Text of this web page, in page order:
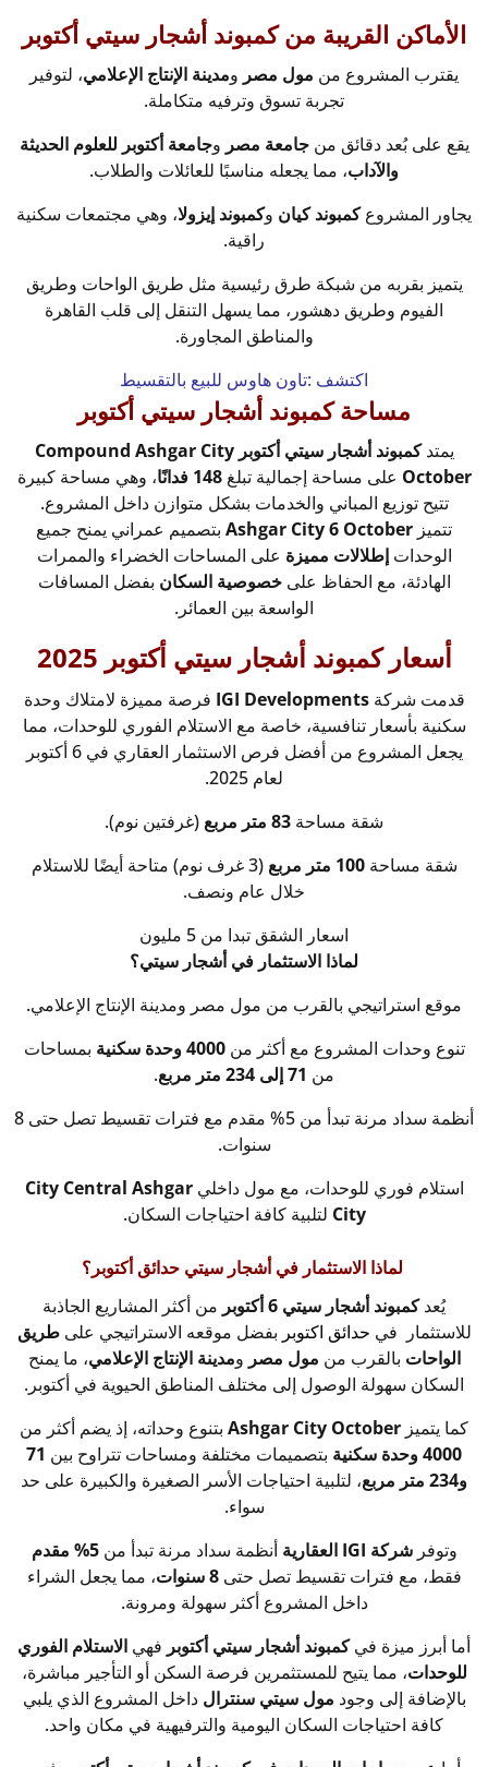
الأماكن القريبة من كمبوند أشجار سيتي أكتوبر
يقترب المشروع من مول مصر ومدينة الإنتاج الإعلامي، لتوفير
تجربة تسوق وترفيه متكاملة.
يقع على بُعد دقائق منجامعة مصر وجامعة أكتوبر للعلوم الحديثة
والآداب، مما يجعله مناسبًا للعائلات والطلاب.
يجاور المشروعكمبوند كيان وكمبوند إيزولا، وهي مجتمعات سكنية
راقية.
يتميز بقربه من شبكة طرق رئيسية مثل طريق الواحات وطريق
الفيوم وطريق دهشور، مما يسهل التنقل إلى قلب القاهرة
والمناطق المجاورة.
اكتشف :تاون هاوس للبيع بالتقسيط
مساحة كمبوند أشجار سيتي أكتوبر
يمتد
كمبوند أشجار سيتي أكتوبر Compound Ashgar City
October على مساحة إجمالية تبلغ148 فدانًا
، وهي مساحة كبيرة
تتيح توزيع المباني والخدمات بشكل متوازن داخل المشروع.
تتميز Ashgar City 6 October بتصميم عمراني يمنح جميع
الوحداتإطلالات مميزة على المساحات الخضراء والممرات
الهادئة، مع الحفاظ علىخصوصية السكان بفضل المسافات
الواسعة بين العمائر.
أسعار كمبوند أشجار سيتي أكتوبر 2025
قدمت شركةIGI Developments فرصة مميزة لامتلاك وحدة
سكنية بأسعار تنافسية، خاصة مع الاستلام الفوري للوحدات، مما
يجعل المشروع من أفضل فرص الاستثمار العقاري في 6 أكتوبر
لعام 2025.
شقة مساحة 83 متر مربع
(غرفتين نوم).
شقة مساحة100 متر مربع
(3 غرف نوم) متاحة أيضًا للاستلام
خلال عام ونصف.
اسعار الشقق تبدا من 5 مليون
لماذا الاستثمار في أشجار سيتي؟
موقع استراتيجي بالقرب من مول مصر ومدينة الإنتاج الإعلامي.
تنوع وحدات المشروع مع أكثر من4000 وحدة سكنية
بمساحات
من 71 إلى 234 متر مربع
.
أنظمة سداد مرنة تبدأ من 5% مقدم مع فترات تقسيط تصل حتى 8
سنوات.
استلام فوري للوحدات، مع مول داخليCity Central Ashgar
City لتلبية كافة احتياجات السكان.
لماذا الاستثمار في أشجار سيتي حدائق أكتوبر؟
يُعدكمبوند أشجار سيتي 6 أكتوبر
من أكثر المشاريع الجاذبة
للاستثمار في حدائق اكتوبر بفضل موقعه الاستراتيجي علىطريق
الواحات بالقرب من مول مصر ومدينة الإنتاج الإعلامي، ما يمنح
السكان سهولة الوصول إلى مختلف المناطق الحيوية في أكتوبر.
كما يتميز Ashgar City October بتنوع وحداته، إذ يضم أكثر من
4000 وحدة سكنية
بتصميمات مختلفة ومساحات تتراوح بين 71
و234 متر مربع
، لتلبية احتياجات الأسر الصغيرة والكبيرة على حد
سواء.
وتوفرشركة IGI العقارية أنظمة سداد مرنة تبدأ من5% مقدم
فقط، مع فترات تقسيط تصل حتى8 سنوات
، مما يجعل الشراء
داخل المشروع أكثر سهولة ومرونة.
أما أبرز ميزة فيكمبوند أشجار سيتي أكتوبر فهي الاستلام الفوري
للوحدات، مما يتيح للمستثمرين فرصة السكن أو التأجير مباشرة،
بالإضافة إلى وجود مول سيتي سنترال داخل المشروع الذي يلبي
كافة احتياجات السكان اليومية والترفيهية في مكان واحد.